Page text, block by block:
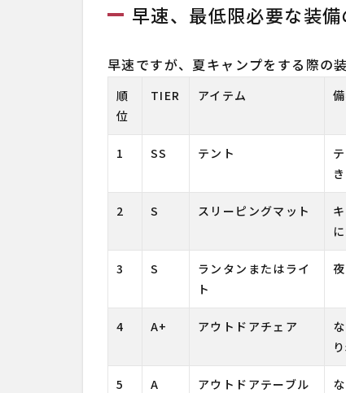
早速、最低限必要な装
早速ですが、夏キャンプをする際の
順
位
TIER アイテム
1 SS テント
2 S スリーピングマット
3 S
ランタンまたはライ
ト
4 A+ アウトドアチェア
5 A アウトドアテーブル